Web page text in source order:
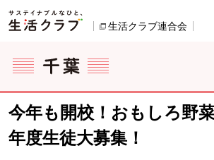
ページの先頭です。
生活クラブ連合会
ここからサイト内共通メニューです。
サイト内共通メニューをスキップする
サイト内共通メニューここまで。
今年も開校！おもしろ野
年度生徒大募集！